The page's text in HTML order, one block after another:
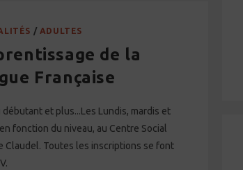
/ ADULTES
de la
Française
débutant et plus...Les Lundis, mardis et
fonction du niveau, au Centre Social
Claudel. Toutes les inscriptions se font